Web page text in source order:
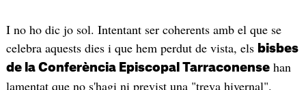
I no ho dic jo sol. Intentant ser coherents amb el que se
celebra aquests dies i que hem perdut de vista, els bisbes
de la Conferència Episcopal Tarraconensehan
lamentat que no s'hagi ni previst una "treva hivernal".